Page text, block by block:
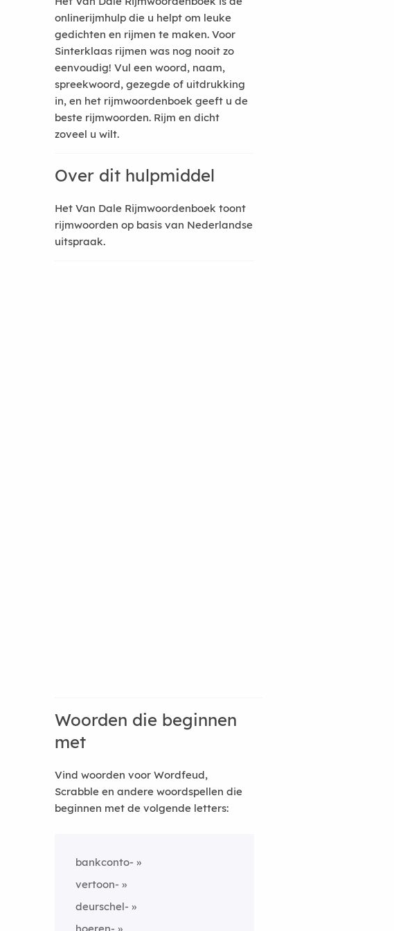
onlinerijmhulp die u helpt om leuke
gedichten en rijmen te maken. Voor
Sinterklaas rijmen was nog nooit zo
eenvoudig! Vul een woord, naam,
spreekwoord, gezegde of uitdrukking
in, en het rijmwoordenboek geeft u de
beste rijmwoorden. Rijm en dicht
zoveel u wilt.
Over dit hulpmiddel
Het Van Dale Rijmwoordenboek toont
rijmwoorden op basis van Nederlandse
uitspraak.
Woorden die beginnen
met
Vind woorden voor Wordfeud,
Scrabble en andere woordspellen die
beginnen met de volgende letters:
bankconto-
vertoon-
deurschel-